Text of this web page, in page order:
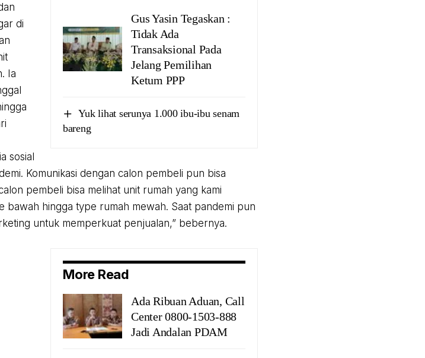
Gus Yasin Tegaskan :
Tidak Ada
Transaksional Pada
Jelang Pemilihan
Ketum PPP
Yuk lihat serunya 1.000 ibu-ibu senam
bareng
di
Ia
sosial
Komunikasi dengan calon pembeli pun bisa
pembeli bisa melihat unit rumah yang kami
bawah hingga type rumah mewah. Saat pandemi pun
untuk memperkuat penjualan,” bebernya.
More Read
Ada Ribuan Aduan, Call
Center 0800-1503-888
Jadi Andalan PDAM